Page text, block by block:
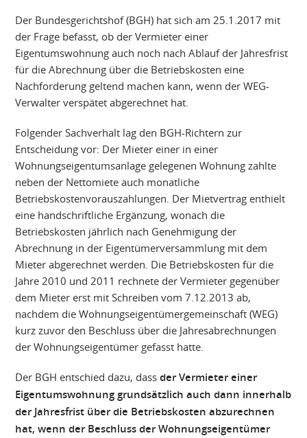
Der Bundesgerichtshof (BGH) hat sich am 25.1.2017 mit
der Frage befasst, ob der Vermieter einer
Eigentumswohnung auch noch nach Ablauf der Jahresfrist
für die Abrechnung über die Betriebskosten eine
Nachforderung geltend machen kann, wenn der WEG-
Verwalter verspätet abgerechnet hat.
Folgender Sachverhalt lag den BGH-Richtern zur
Entscheidung vor: Der Mieter einer in einer
Wohnungseigentumsanlage gelegenen Wohnung zahlte
neben der Nettomiete auch monatliche
Betriebskostenvorauszahlungen. Der Mietvertrag enthielt
eine handschriftliche Ergänzung, wonach die
Betriebskosten jährlich nach Genehmigung der
Abrechnung in der Eigentümerversammlung mit dem
Mieter abgerechnet werden. Die Betriebskosten für die
Jahre 2010 und 2011 rechnete der Vermieter gegenüber
dem Mieter erst mit Schreiben vom 7.12.2013 ab,
nachdem die Wohnungseigentümergemeinschaft (WEG)
kurz zuvor den Beschluss über die Jahresabrechnungen
der Wohnungseigentümer gefasst hatte.
Der BGH entschied dazu, dassder Vermieter einer
Eigentumswohnung grundsätzlich auch dann innerhalb
der Jahresfrist über die Betriebskosten abzurechnen
hat, wenn der Beschluss der Wohnungseigentümer